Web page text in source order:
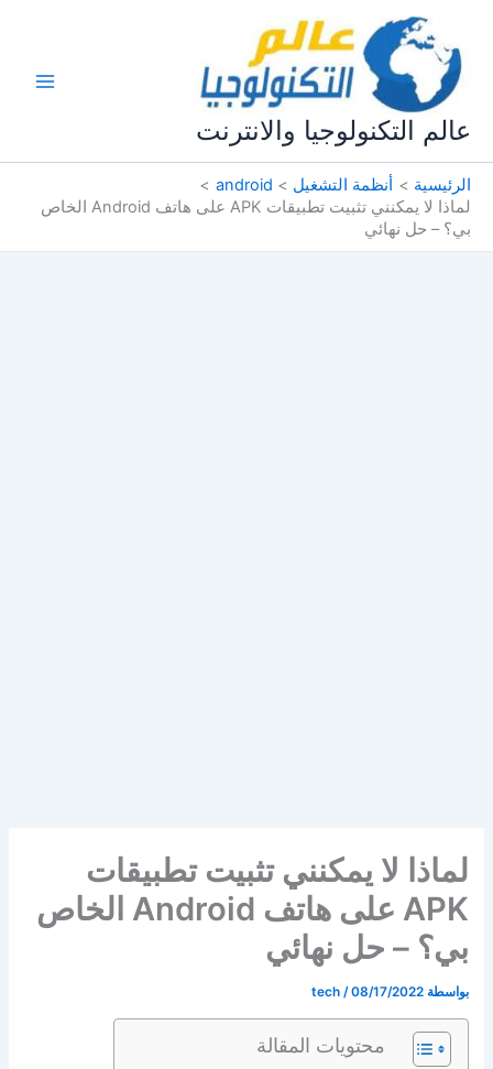
المحتوى
عالم التكنولوجيا والانترنت
الرئيسية أنظمة التشغيل
android
لماذا لا يمكنني تثبيت تطبيقات APK على هاتف Android الخاص
بي؟ – حل نهائي
لماذا لا يمكنني تثبيت تطبيقات
APK على هاتف Android الخاص
بي؟ – حل نهائي
بواسطة tech /08/17/2022
محتويات المقالة